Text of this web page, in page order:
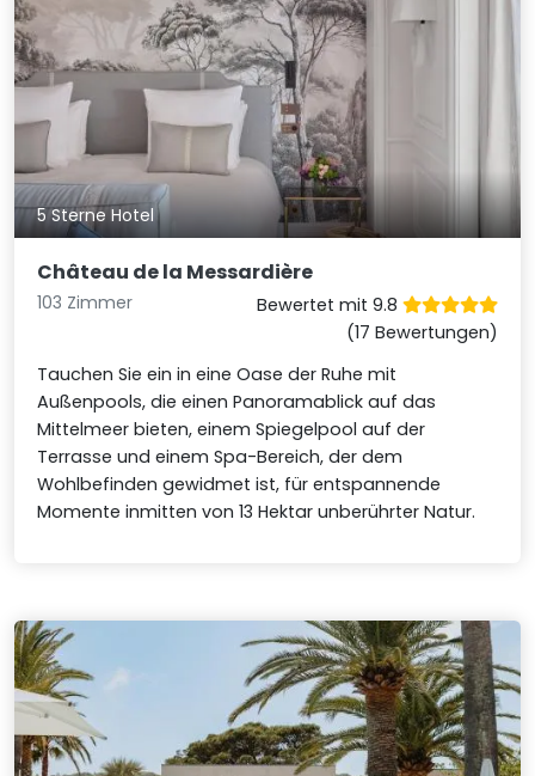
5 Sterne Hotel
Château de la Messardière
103 Zimmer
Bewertet mit 9.8
(17 Bewertungen)
Tauchen Sie ein in eine Oase der Ruhe mit
Außenpools, die einen Panoramablick auf das
Mittelmeer bieten, einem Spiegelpool auf der
Terrasse und einem Spa-Bereich, der dem
Wohlbefinden gewidmet ist, für entspannende
Momente inmitten von 13 Hektar unberührter Natur.